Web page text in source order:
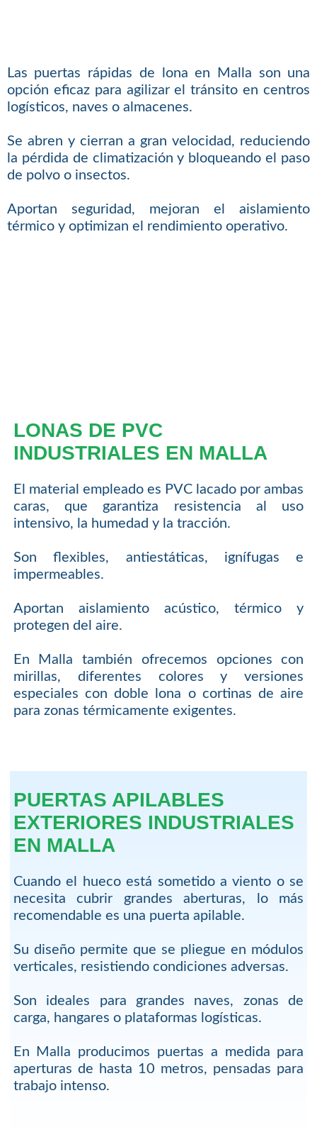
Las puertas rápidas de lona en Malla son una
opción eficaz para agilizar el tránsito en centros
logísticos, naves o almacenes.
Se abren y cierran a gran velocidad, reduciendo
la pérdida de climatización y bloqueando el paso
de polvo o insectos.
Aportan seguridad, mejoran el aislamiento
térmico y optimizan el rendimiento operativo.
LONAS DE PVC
INDUSTRIALES EN MALLA
El material empleado es PVC lacado por ambas
caras, que garantiza resistencia al uso
intensivo, la humedad y la tracción.
Son flexibles, antiestáticas, ignífugas e
impermeables.
Aportan aislamiento acústico, térmico y
protegen del aire.
En Malla también ofrecemos opciones con
mirillas, diferentes colores y versiones
especiales con doble lona o cortinas de aire
para zonas térmicamente exigentes.
PUERTAS APILABLES
EXTERIORES INDUSTRIALES
EN MALLA
Cuando el hueco está sometido a viento o se
necesita cubrir grandes aberturas, lo más
recomendable es una puerta apilable.
Su diseño permite que se pliegue en módulos
verticales, resistiendo condiciones adversas.
Son ideales para grandes naves, zonas de
carga, hangares o plataformas logísticas.
En Malla producimos puertas a medida para
aperturas de hasta 10 metros, pensadas para
trabajo intenso.